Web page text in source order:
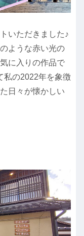
いただきました♪
ような赤い光の
に入りの作品で
私の2022年を象徴
日々が懐かしい